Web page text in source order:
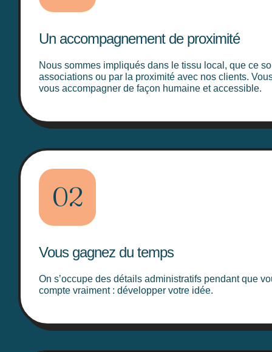
Un accompagnement de proximité
Nous sommes impliqués dans le tissu local, que ce
associations ou par la proximité avec nos clients.
vous accompagner de façon humaine et accessible.
02
Vous gagnez du temps
On s’occupe des détails administratifs pendant que
compte vraiment : développer votre idée.